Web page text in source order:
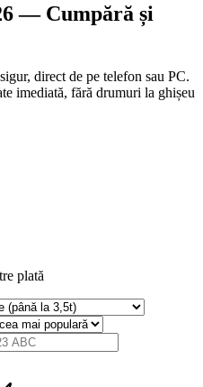
— Cumpără și
direct de pe telefon sau PC.
imediată, fără drumuri la ghișeu
plată